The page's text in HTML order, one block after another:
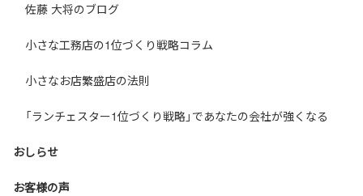
佐藤 大将のブログ
小さな工務店の1位づくり戦略コラム
小さなお店繁盛店の法則
「ランチェスター1位づくり戦略」であなたの会社が強くなる
おしらせ
お客様の声